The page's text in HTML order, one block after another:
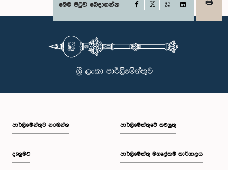
මෙම පිටුව බෙදාගන්න Facebook
WhatsAppLinkedIn
පාර්ලි‌මේන්තුව නරඹන්න
දැනුමට
පාර්ලිමේන්තුවේ කටයුතු
පාර්ලිමේන්තු මහලේකම් කාර්යාලය